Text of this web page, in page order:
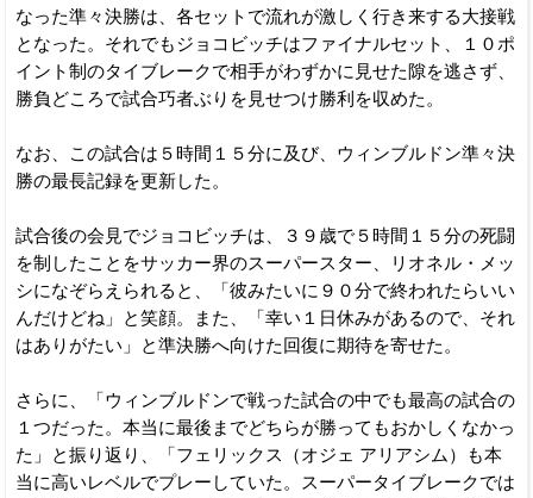
なった準々決勝は、各セットで流れが激しく行き来する大接戦
となった。それでもジョコビッチはファイナルセット、１０ポ
イント制のタイブレークで相手がわずかに見せた隙を逃さず、
勝負どころで試合巧者ぶりを見せつけ勝利を収めた。
なお、この試合は５時間１５分に及び、ウィンブルドン準々決
勝の最長記録を更新した。
試合後の会見でジョコビッチは、３９歳で５時間１５分の死闘
を制したことをサッカー界のスーパースター、リオネル・メッ
シになぞらえられると、「彼みたいに９０分で終われたらいい
んだけどね」と笑顔。また、「幸い１日休みがあるので、それ
はありがたい」と準決勝へ向けた回復に期待を寄せた。
さらに、「ウィンブルドンで戦った試合の中でも最高の試合の
１つだった。本当に最後までどちらが勝ってもおかしくなかっ
た」と振り返り、「フェリックス（オジェ アリアシム）も本
当に高いレベルでプレーしていた。スーパータイブレークでは